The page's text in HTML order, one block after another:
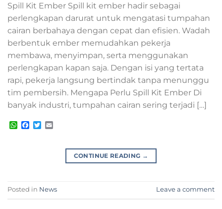
Spill Kit Ember Spill kit ember hadir sebagai
perlengkapan darurat untuk mengatasi tumpahan
cairan berbahaya dengan cepat dan efisien. Wadah
berbentuk ember memudahkan pekerja
membawa, menyimpan, serta menggunakan
perlengkapan kapan saja. Dengan isi yang tertata
rapi, pekerja langsung bertindak tanpa menunggu
tim pembersih. Mengapa Perlu Spill Kit Ember Di
banyak industri, tumpahan cairan sering terjadi […]
WhatsApp
Facebook
Twitter
CONTINUE READING →
Posted in News Leave a comment